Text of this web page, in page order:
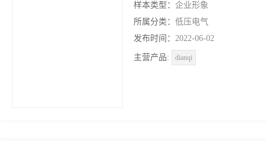
样本类型： 企业形象
所属分类： 低压电气
发布时间： 2022-06-02
主营产品: dianqi